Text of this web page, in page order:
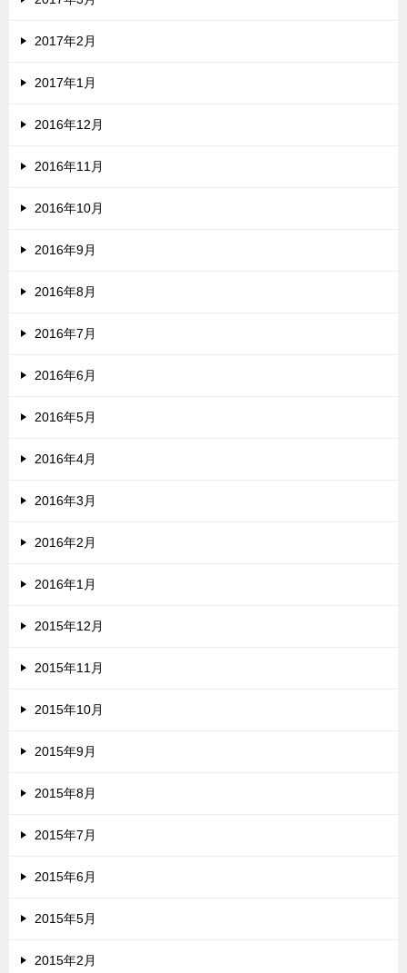
2017年2月
2017年1月
2016年12月
2016年11月
2016年10月
2016年9月
2016年8月
2016年7月
2016年6月
2016年5月
2016年4月
2016年3月
2016年2月
2016年1月
2015年12月
2015年11月
2015年10月
2015年9月
2015年8月
2015年7月
2015年6月
2015年5月
2015年2月